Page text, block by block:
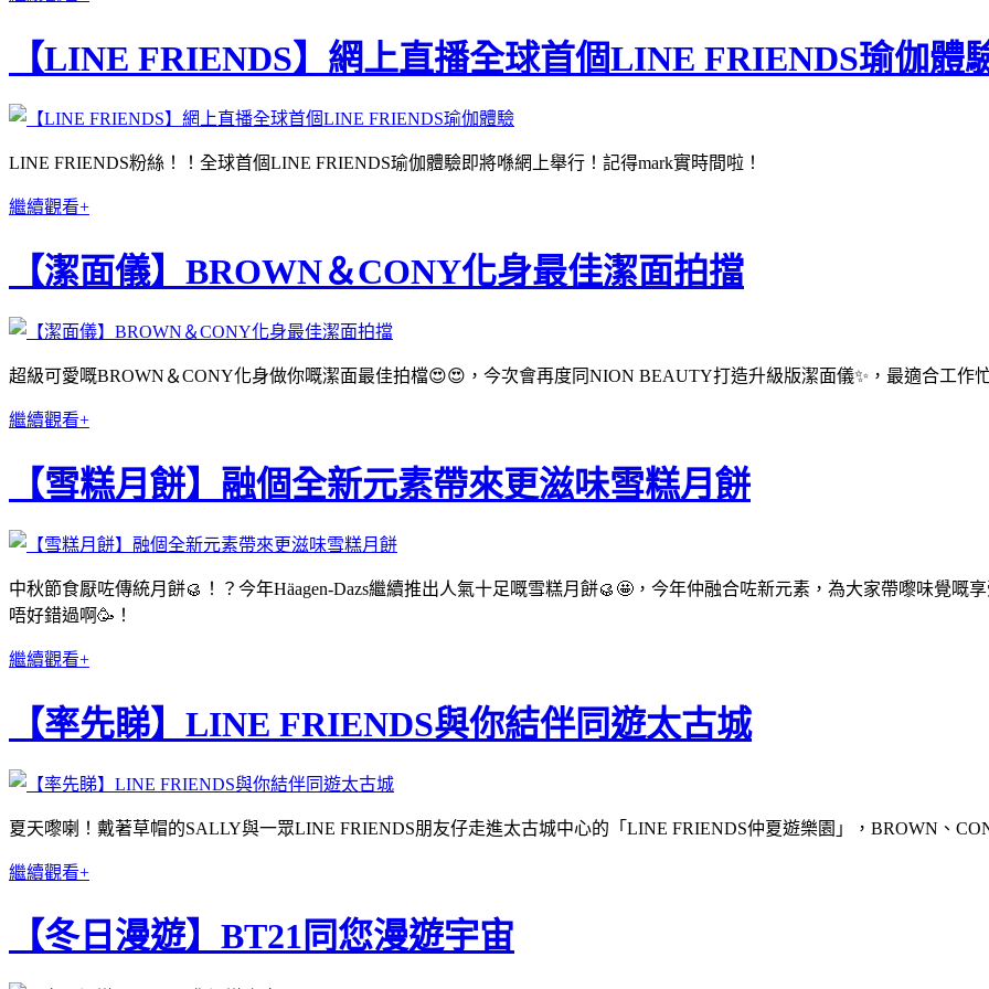
【LINE FRIENDS】網上直播全球首個LINE FRIENDS瑜伽體
LINE FRIENDS粉絲！！全球首個LINE FRIENDS瑜伽體驗即將喺網上舉行！記得mark實時間啦！
繼續觀看+
【潔面儀】BROWN＆CONY化身最佳潔面拍擋
超級可愛嘅BROWN＆CONY化身做你嘅潔面最佳拍檔😍😍，今次會再度同NION BEAUTY打造升級版潔面儀✨，最適合工作忙
繼續觀看+
【雪糕月餅】融個全新元素帶來更滋味雪糕月餅
中秋節食厭咗傳統月餅🥮！？今年Häagen-Dazs繼續推出人氣十足嘅雪糕月餅🥮🤩，今年仲融合咗新元素，為大家帶嚟味覺嘅
唔好錯過啊🥳！
繼續觀看+
【率先睇】LINE FRIENDS與你結伴同遊太古城
夏天嚟喇！戴著草帽的SALLY與一眾LINE FRIENDS朋友仔走進太古城中心的「LINE FRIENDS仲夏遊樂園」，BROWN、
繼續觀看+
【冬日漫遊】BT21同您漫遊宇宙